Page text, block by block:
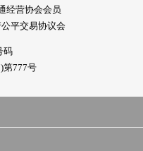
经营协会会员
平交易协议会
码
第777号